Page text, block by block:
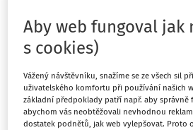
Filtr
Celkem 104 autorů
Řadit podle: A-Z Z-A
Aby web fungoval jak
s cookies)
Vážený návštěvníku, snažíme se ze všech sil
uživatelského komfortu při používání našich
základní předpoklady patří např. aby správně
abychom vás neobtěžovali nevhodnou
dostatek podnětů, jak web vylepšovat. Proto